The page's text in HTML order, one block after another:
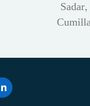
Sadar,